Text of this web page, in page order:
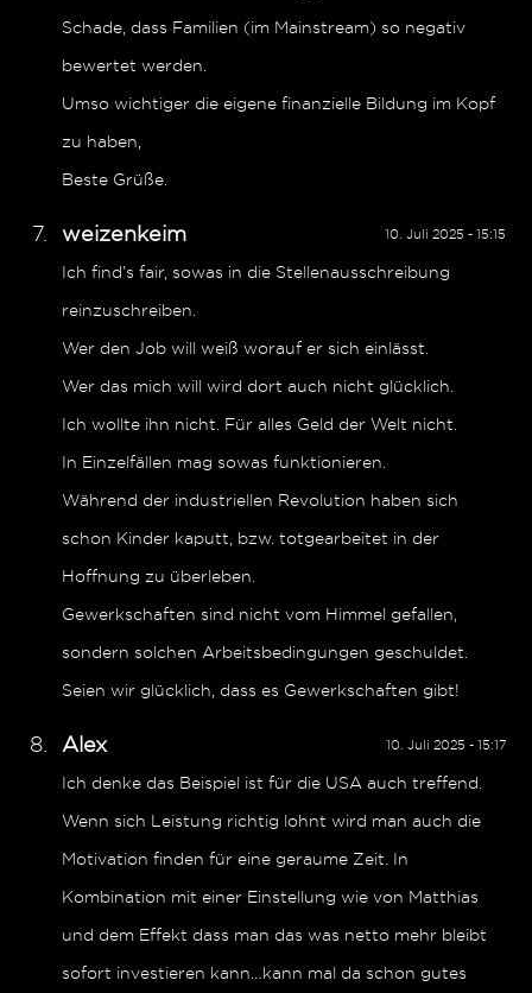
Schade, dass Familien (im Mainstream) so negativ
bewertet werden.
Umso wichtiger die eigene finanzielle Bildung im Kopf
zu haben,
Beste Grüße.
10. Juli 2025 - 15:15
weizenkeim
Ich find’s fair, sowas in die Stellenausschreibung
reinzuschreiben.
Wer den Job will weiß worauf er sich einlässt.
Wer das mich will wird dort auch nicht glücklich.
Ich wollte ihn nicht. Für alles Geld der Welt nicht.
In Einzelfällen mag sowas funktionieren.
Während der industriellen Revolution haben sich
schon Kinder kaputt, bzw. totgearbeitet in der
Hoffnung zu überleben.
Gewerkschaften sind nicht vom Himmel gefallen,
sondern solchen Arbeitsbedingungen geschuldet.
Seien wir glücklich, dass es Gewerkschaften gibt!
10. Juli 2025 - 15:17
Alex
Ich denke das Beispiel ist für die USA auch treffend.
Wenn sich Leistung richtig lohnt wird man auch die
Motivation finden für eine geraume Zeit. In
Kombination mit einer Einstellung wie von Matthias
und dem Effekt dass man das was netto mehr bleibt
sofort investieren kann…kann mal da schon gutes